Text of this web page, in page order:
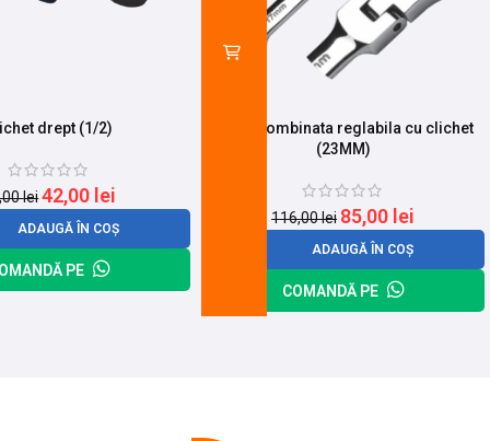
drept (1/2)
lei42,00 lei
ADAUGĂ ÎN COȘ
PE
Cheie combinata reglabila cu clichet
(23MM)
116,00lei 85,00 lei
ADAUGĂ ÎN COȘ
COMANDĂ PE